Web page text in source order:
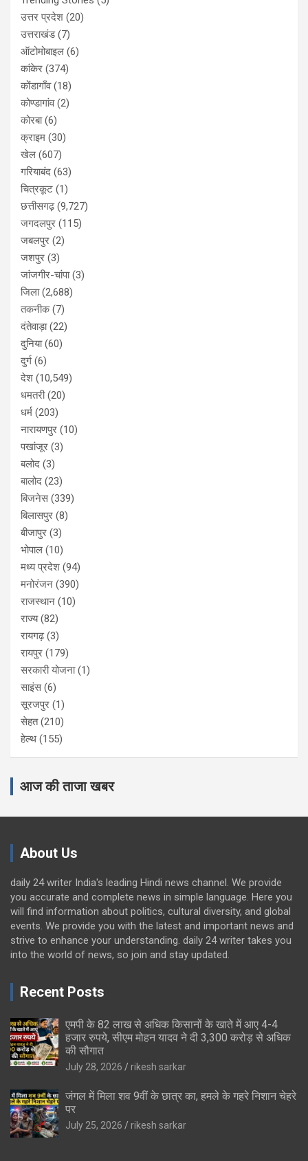
उत्तर प्रदेश (20)
उत्तराखंड(7)
ऑटोमोबाइल (6)
कांकेर (374)
कोंडागाँव(18)
कोण्डागांव(2)
कोरबा(6)
क्राइम (30)
खेल (607)
गरियाबंद (63)
चित्रकूट (1)
छत्तीसगढ़(9,727)
जगदलपुर (115)
जबलपुर (2)
जशपुर (3)
जांजगीर-चांपा(3)
जिला(2,688)
तकनीक(7)
दंतेवाड़ा(22)
दुनिया(60)
दुर्ग (6)
देश (10,549)
धमतरी(20)
धर्म (203)
नारायणपुर (10)
पखांजूर (3)
बलोद (3)
बालोद (23)
बिजनेस(339)
बिलासपुर (8)
बीजापुर (3)
भोपाल (10)
मध्य प्रदेश (94)
मनोरंजन (390)
राजस्थान (10)
राज्य(82)
रायगढ़(3)
रायपुर (179)
सरकारी योजना(1)
साइंस(6)
सूरजपुर (1)
सेहत(210)
हेल्थ (155)
आज की ताजा खबर
About Us
daily 24 writer India's leading Hindi news channel. We provide
you accurate and complete news in simple language. Here you
will find information about politics, cultural diversity, and global
events. We provide you with the latest and important news and
strive to enhance your understanding. daily 24 writer takes you
into the world of news, so join and stay updated.
Recent Posts
एमपी के 82 लाख से अधिक किसानों के खाते में आए 4-4
हजार रुपये, सीएम मोहन यादव ने दी 3,300 करोड़ से अधिक
की सौगात
July 28, 2026 rikesh sarkar
जंगल में मिला शव 9वीं के छात्र का, हमले के गहरे निशान चेहरे
पर
July 25, 2026 rikesh sarkar